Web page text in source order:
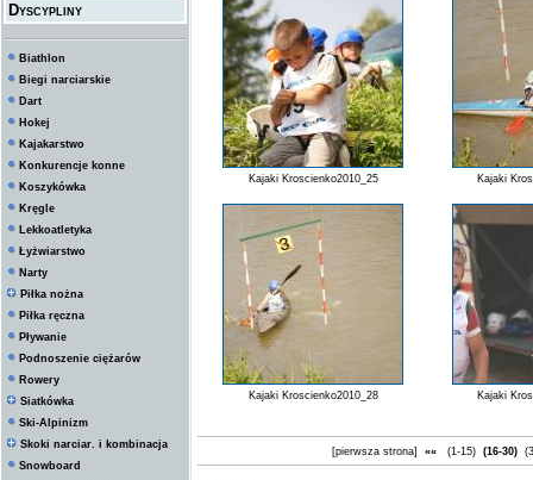
Dyscypliny
Biathlon
Biegi narciarskie
Dart
Hokej
Kajakarstwo
Konkurencje konne
Koszykówka
Kręgle
Lekkoatletyka
Łyżwiarstwo
Narty
Piłka nożna
Piłka ręczna
Pływanie
Podnoszenie ciężarów
Rowery
Siatkówka
Ski-Alpinizm
Skoki narciar. i kombinacja
Snowboard
Kajaki Kroscienko2010_25 Kajaki
Kajaki Kroscienko2010_28 Kajaki
[pierwsza strona] «« (1-15) (16-30)